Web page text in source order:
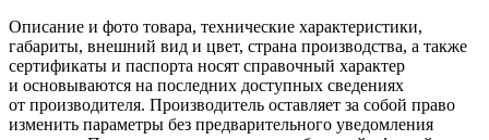
Описание и фото товара, технические характеристики,
габариты, внешний вид и цвет, страна производства, а также
сертификаты и паспорта носят справочный характер
и основываются на последних доступных сведениях
от производителя. Производитель оставляет за собой право
изменить параметры без предварительного уведомления